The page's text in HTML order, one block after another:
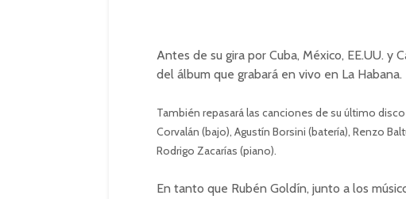
Antes de su gira por Cuba, México, EE.UU. y
del álbum que grabará en vivo en La Habana.
También repasará las canciones de su último disco
Corvalán (bajo), Agustín Borsini (batería), Renzo
Rodrigo Zacarías (piano).
En tanto que Rubén Goldín, junto a los